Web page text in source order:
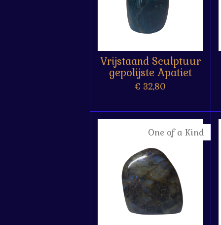
Vrijstaand Sculptuur
gepolijste Apatiet
€ 32,80
One of a Kind